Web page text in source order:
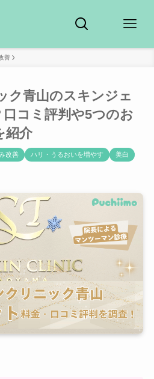
善
ク青山のスキンジェ
コミ評判や5つのお
紹介
改善 ハリ・うるおいを増やす 美白